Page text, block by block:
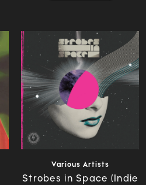
Various Artists
Strobes in Space (Indie